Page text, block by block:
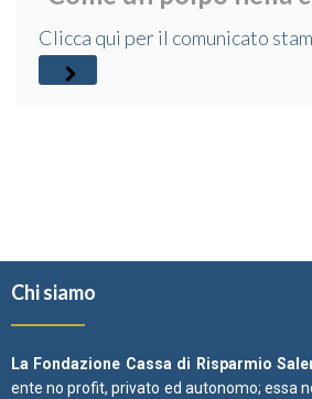
Clicca qui per il comunicato
Chi siamo
La Fondazione Cassa di Risparmio
ente no profit, privato ed autonomo; essa